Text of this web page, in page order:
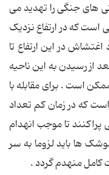
های جنگی را تهدید می
که در ارتفاع نزدیک
در این ارتفاع تا
رسیدن به این ناحیه
است . برای مقابله با
که در زمان کم تعداد
تا موجب انهدام
ها باید لزوما به سر
کامل منهدم گردد .